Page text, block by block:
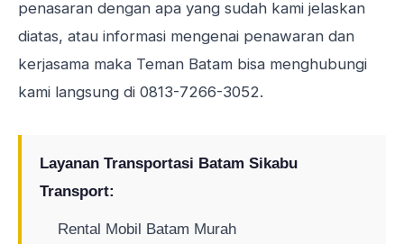
penasaran dengan apa yang sudah kami jelaskan
diatas, atau informasi mengenai penawaran dan
kerjasama maka Teman Batam bisa menghubungi
kami langsung di 0813-7266-3052.
Layanan Transportasi Batam Sikabu
Transport:
Rental Mobil Batam Murah